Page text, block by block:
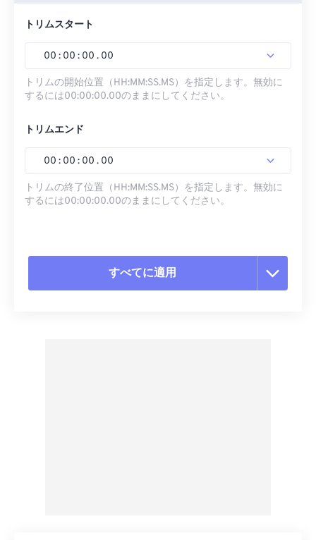
トリムスタート
00 : 00 : 00 . 00
トリムの開始位置（HH:MM:SS.MS）を指定します。無効に
するには00:00:00.00のままにしてください。
トリムエンド
00 : 00 : 00 . 00
トリムの終了位置（HH:MM:SS.MS）を指定します。無効に
するには00:00:00.00のままにしてください。
すべてに適用